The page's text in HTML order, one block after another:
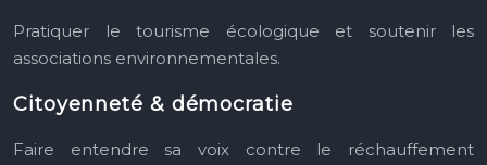
Pratiquer le tourisme écologique et soutenir les
associations environnementales.
Citoyenneté & démocratie
Faire entendre sa voix contre le réchauffement